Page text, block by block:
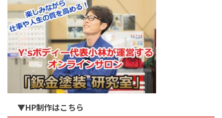
▼HP制作はこちら